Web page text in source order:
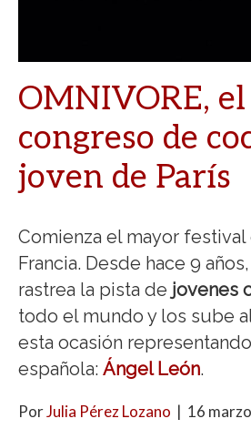
OMNIVORE, el
congreso de
joven de París
Comienza el mayor
Francia. Desde hace 9 años,
rastrea la pista de jovenes
todo el mundo y los sube
esta ocasión
española: Ángel León.
PorJulia Pérez Lozano | 16